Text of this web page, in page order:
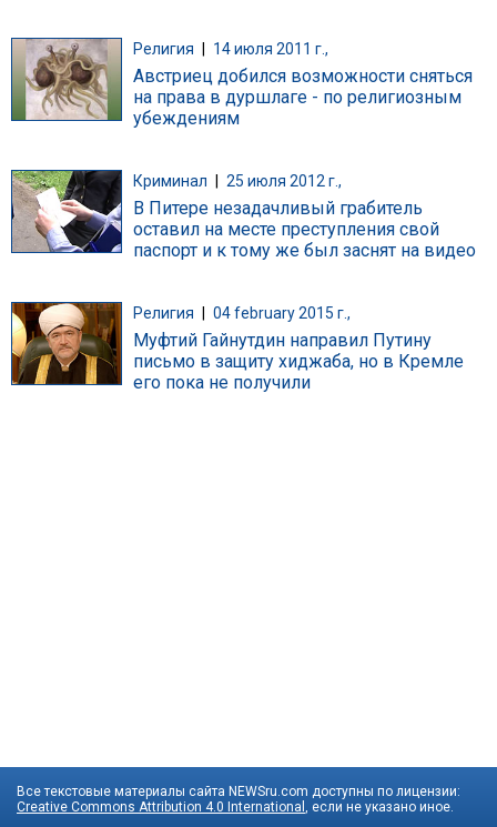
Религия | 14 июля 2011 г.,
Австриец добился возможности сняться
на права в дуршлаге - по религиозным
убеждениям
Криминал 25 июля 2012 г.,
В Питере незадачливый грабитель
оставил на месте преступления свой
паспорт и к тому же был заснят на видео
Религия 04 february 2015 г.,
Муфтий Гайнутдин направил Путину
письмо в защиту хиджаба, но в Кремле
его пока не получили
Все текстовые материалы сайта NEWSru.com доступны по лицензии:
Creative Commons Attribution 4.0 International , если не указано иное.